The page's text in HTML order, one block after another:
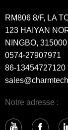
RM806 8/F, LA
123 HAIYAN
NINGBO, 315000
0574-27907971
86-13454727120
Notre adresse :